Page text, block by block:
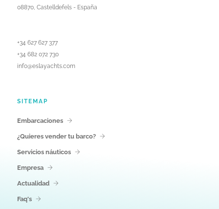
08870, Castelldefels - España
+34 627 627 377
+34 682 072 730
info@eslayachts.com
SITEMAP
Embarcaciones
¿Quieres vender tu barco?
Servicios náuticos
Empresa
Actualidad
Faq's